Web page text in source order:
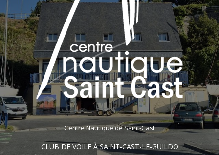
Centre Nautique de Saint-Cast
CLUB DE VOILE À SAINT-CAST-LE-GUILDO